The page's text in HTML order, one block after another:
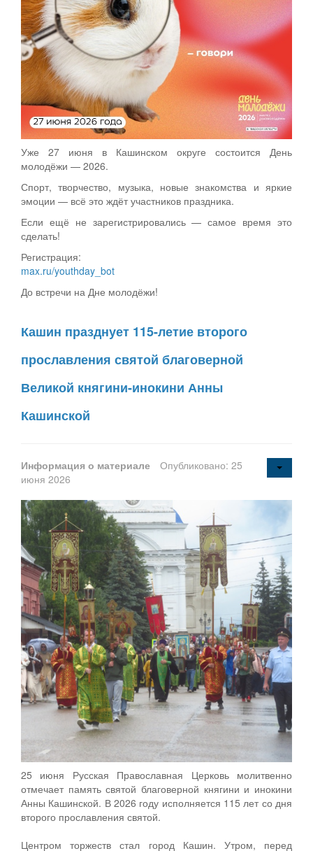
Уже 27 июня в Кашинском округе состоится День
молодёжи — 2026.
Спорт, творчество, музыка, новые знакомства и яркие
эмоции — всё это ждёт участников праздника.
Если ещё не зарегистрировались — самое время это
сделать!
Регистрация:
max.ru/youthday_bot
До встречи на Дне молодёжи!
Кашин празднует 115-летие второго
прославления святой благоверной
Великой княгини-инокини Анны
Кашинской
Информация о материале
Опубликовано: 25
июня 2026
25 июня Русская Православная Церковь молитвенно
отмечает память святой благоверной княгини и инокини
Анны Кашинской. В 2026 году исполняется 115 лет со дня
второго прославления святой.
Центром торжеств стал город Кашин. Утром, перед